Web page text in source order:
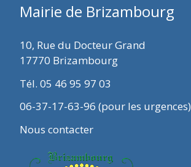
Mairie de Brizambourg
10, Rue du Docteur Grand
17770 Brizambourg
Tél. 05 46 95 97 03
06-37-17-63-96 (pour les urgences)
Nous contacter